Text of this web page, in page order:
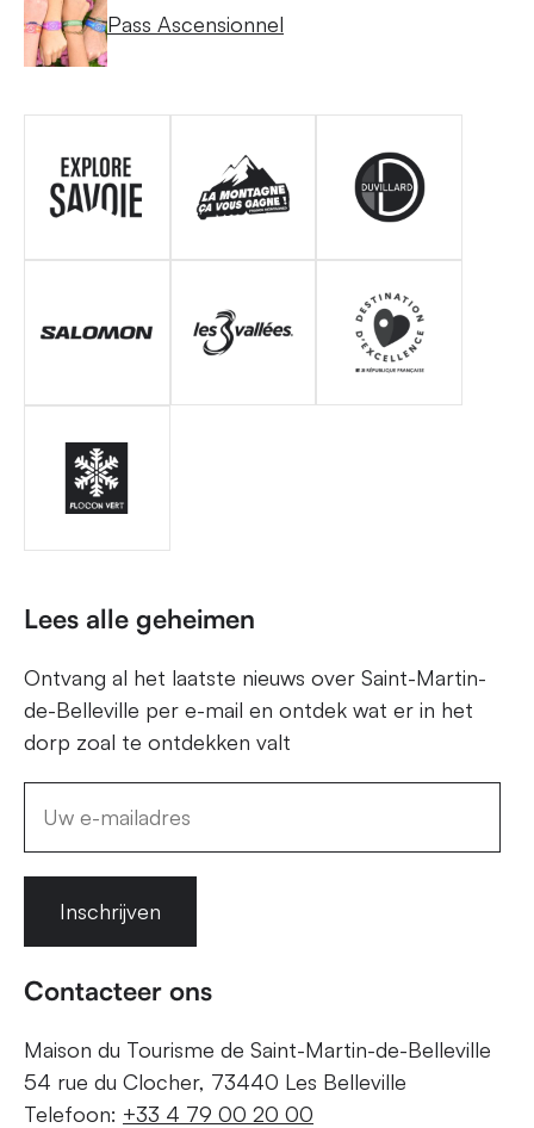
Pass Ascensionnel
Lees alle geheimen
Ontvang al het laatste nieuws over Saint-Martin-
de-Belleville per e-mail en ontdek wat er in het
dorp zoal te ontdekken valt
Inschrijven
Contacteer ons
Maison du Tourisme de Saint-Martin-de-Belleville
54 rue du Clocher, 73440 Les Belleville
Telefoon: +33 4 79 00 20 00